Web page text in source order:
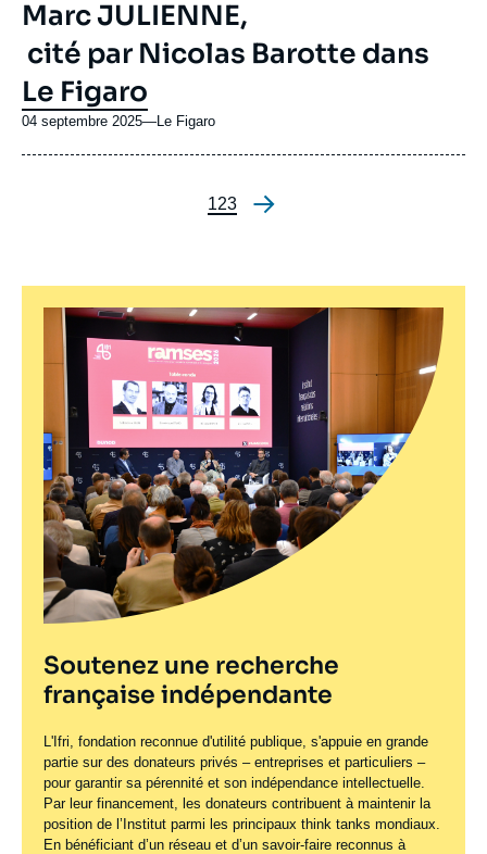
Marc JULIENNE,
cité par Nicolas Barotte dans
Le Figaro
04 septembre 2025—Nom
Le Figaro
Pagination
Page
1Page
2Page
3
Soutenez une recherche
française indépendante
L'Ifri, fondation reconnue d'utilité publique, s'appuie en grande
partie sur des donateurs privés – entreprises et particuliers –
pour garantir sa pérennité et son indépendance intellectuelle.
Par leur financement, les donateurs contribuent à maintenir la
position de l’Institut parmi les principaux think tanks mondiaux.
En bénéficiant d’un réseau et d’un savoir-faire reconnus à